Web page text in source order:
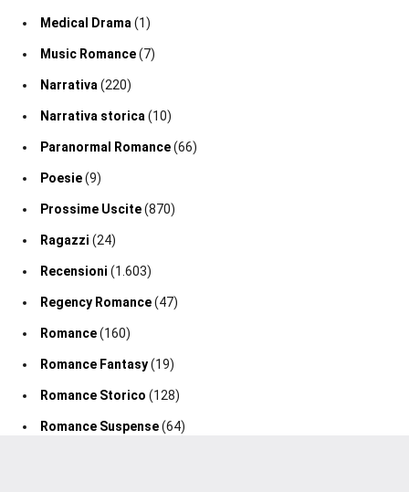
Medical Drama (1)
Music Romance(7)
Narrativa (220)
Narrativa storica (10)
Paranormal Romance(66)
Poesie(9)
Prossime Uscite(870)
Ragazzi (24)
Recensioni (1.603)
Regency Romance(47)
Romance(160)
Romance Fantasy(19)
Romance Storico (128)
Romance Suspense(64)